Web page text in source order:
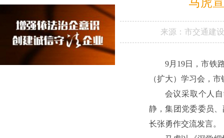
来源： 市交通建
9月19日，市铁
（扩大）学习会，
会议采取个人
静，集团党委委员
长张勇作交流发言。